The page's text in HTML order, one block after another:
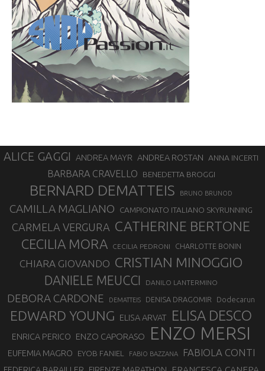
ALICE GAGGI ANDREA MAYR ANDREA ROSTAN ANNA INCERTI
BARBARA CRAVELLO BENEDETTA BROGGI
BERNARD DEMATTEIS BRUNO BRUNOD
CAMILLA MAGLIANO CAMPIONATO ITALIANO SKYRUNNING
CARMELA VERGURA CATHERINE BERTONE
CECILIA MORA CECILIA PEDRONI CHARLOTTE BONIN
CHIARA GIOVANDO CRISTIAN MINOGGIO
DANIELE MEUCCI DANILO LANTERMINO
DEBORA CARDONE DEMATTEIS DENISA DRAGOMIR Dodecarun
EDWARD YOUNG ELISA ARVAT ELISA DESCO
ENRICA PERICO ENZO CAPORASO ENZO MERSI
EUFEMIA MAGRO EYOB FANIEL FABIO BAZZANA FABIOLA CONTI